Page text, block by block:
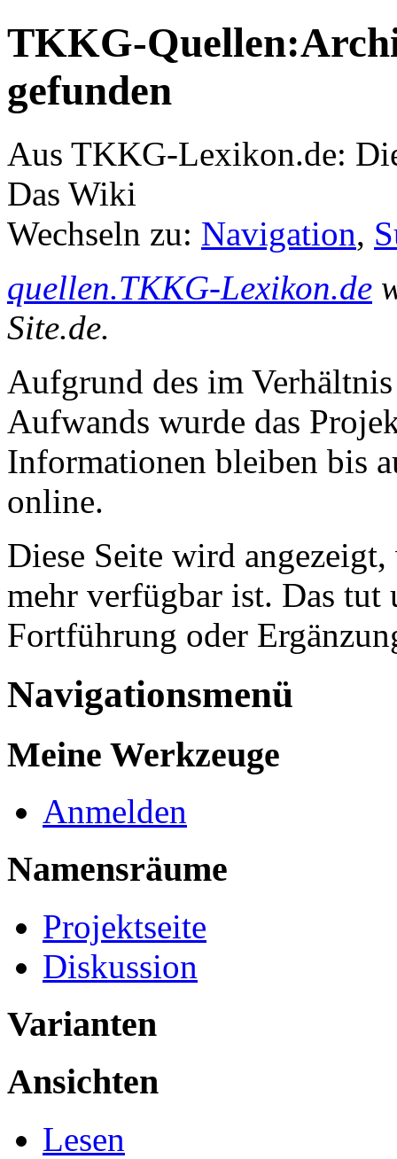
TKKG-
gefunden
Aus TKKG-Lexikon.de:
Das Wiki
Wechseln zu: Navigation,
quellen.TKKG-Lexikon.de
Site.de.
Aufgrund des im
Aufwands wurde das
Informationen bleiben bis
online.
Diese Seite wird
mehr verfügbar ist. Das tut
Fortführung oder
Navigationsmenü
Meine Werkzeuge
Anmelden
Namensräume
Projektseite
Diskussion
Varianten
Ansichten
Lesen